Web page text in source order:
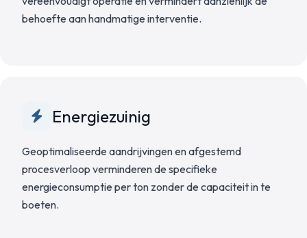
behoefte aan handmatige interventie.
Energiezuinig
Geoptimaliseerde aandrijvingen en afgestemd
procesverloop verminderen de specifieke
energieconsumptie per ton zonder de capaciteit in te
boeten.